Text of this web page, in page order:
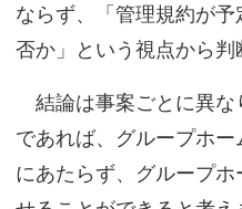
ならず、「管理規約が
否か」という視点から判
結論は事案ごとに異な
であれば、グループホー
にあたらず、グループ